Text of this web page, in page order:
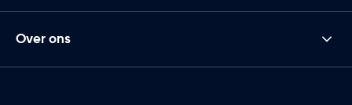
Over ons